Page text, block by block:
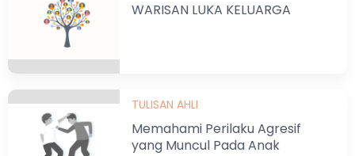
WARISAN LUKA KELUARGA
TULISAN AHLI
Memahami Perilaku Agresif
yang Muncul Pada Anak